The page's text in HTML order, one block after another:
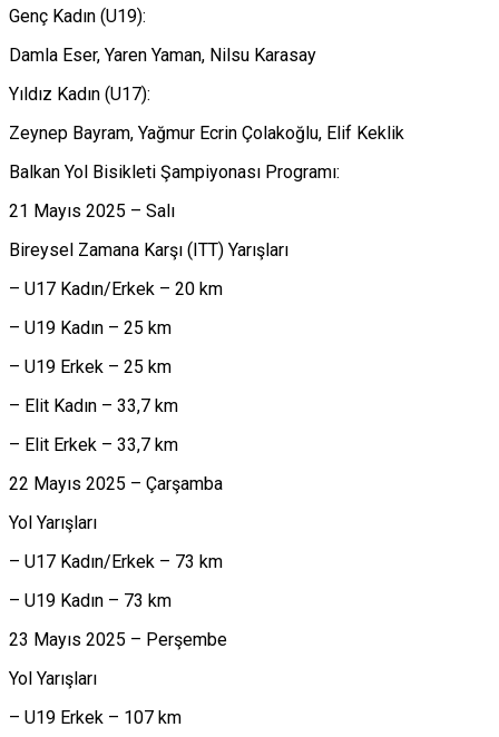
Genç Kadın (U19):
Damla Eser, Yaren Yaman, Nilsu Karasay
Yıldız Kadın (U17):
Zeynep Bayram, Yağmur Ecrin Çolakoğlu, Elif Keklik
Balkan Yol Bisikleti Şampiyonası Programı:
21 Mayıs 2025 – Salı
Bireysel Zamana Karşı (ITT) Yarışları
– U17 Kadın/Erkek – 20 km
– U19 Kadın – 25 km
– U19 Erkek – 25 km
– Elit Kadın – 33,7 km
– Elit Erkek – 33,7 km
22 Mayıs 2025 – Çarşamba
Yol Yarışları
– U17 Kadın/Erkek – 73 km
– U19 Kadın – 73 km
23 Mayıs 2025 – Perşembe
Yol Yarışları
– U19 Erkek – 107 km